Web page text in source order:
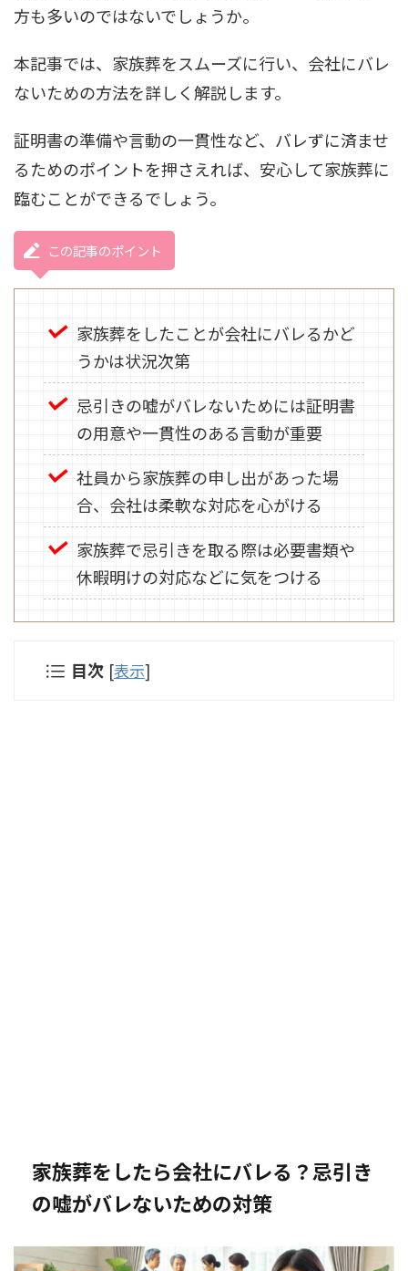
方も多いのではないでしょうか。
本記事では、家族葬をスムーズに行い、会社にバレ
ないための方法を詳しく解説します。
証明書の準備や言動の一貫性など、バレずに済ませ
るためのポイントを押さえれば、安心して家族葬に
臨むことができるでしょう。
この記事のポイント
家族葬をしたことが会社にバレるかど
うかは状況次第
忌引きの嘘がバレないためには証明書
の用意や一貫性のある言動が重要
社員から家族葬の申し出があった場
合、会社は柔軟な対応を心がける
家族葬で忌引きを取る際は必要書類や
休暇明けの対応などに気をつける
目次 [表示]
家族葬をしたら会社にバレる？忌引き
の嘘がバレないための対策